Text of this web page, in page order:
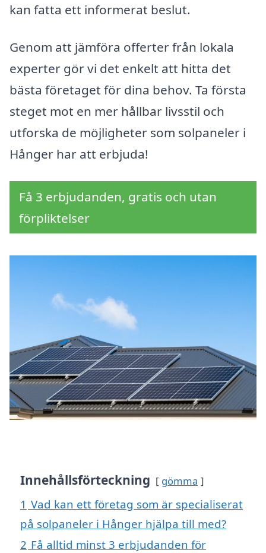
kan fatta ett informerat beslut.
Genom att jämföra offerter från lokala
experter gör vi det enkelt att hitta det
bästa företaget för dina behov. Ta första
steget mot en mer hållbar livsstil och
utforska de möjligheter som solpaneler i
Hånger har att erbjuda!
Få 3 erbjudanden, gratis och utan
förpliktelser
Innehållsförteckning gömma
1 Vad kan ett företag som är specialiserat
på solpaneler i Hånger hjälpa till med?
2 Få alltid minst 3 erbjudanden för